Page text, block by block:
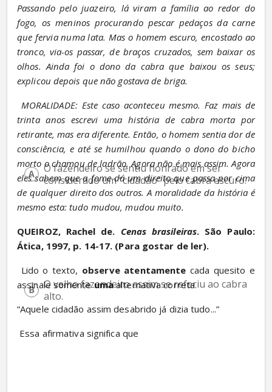
Passando pelo juazeiro, lá viram a família ao redor do
fogo, os meninos procurando pescar pedaços da carne
que fervia numa lata. Mas o homem escuro, encostado ao
tronco, via-os passar, de braços cruzados, sem baixar os
olhos. Ainda foi o dono da cabra que baixou os seus;
explicou depois que não gostava de briga.
MORALIDADE: Este caso aconteceu mesmo. Faz mais de
trinta anos escrevi uma história de cabra morta por
retirante, mas era diferente. Então, o homem sentia dor de
consciência, e até se humilhou quando o dono do bicho
morto o chamou de ladrão. Agora não é mais assim. Agora
eles sabem que a fome dá um direito que passa por cima
de qualquer direito dos outros. A moralidade da história é
mesmo esta: tudo mudou, mudou muito.
QUEIROZ, Rachel de. Cenas brasileiras. São Paulo:
Ática, 1997, p. 14-17. (Para gostar de ler).
Lido o texto, observe atentamente cada quesito e
assinale somente uma alternativa correta.
“Aquele cidadão assim desabrido já dizia tudo...”
Essa afirmativa significa que
O fazendeiro se sentiu honrado em ser
considerado um “cidadão” pelo cabra escuro.
O velho fazendeiro assim se referiu ao cabra
alto.